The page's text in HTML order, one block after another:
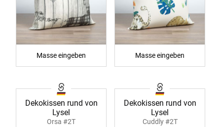
Masse eingeben Masse eingeben
Dekokissen rund von
Lysel
Orsa #2T
Dekokissen rund von
Lysel
Cuddly #2T